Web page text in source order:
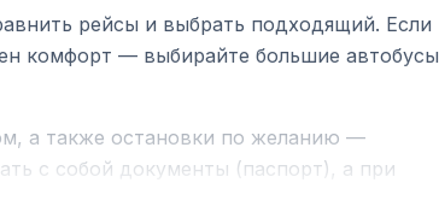
рейсы и выбрать подходящий. Если
комфорт — выбирайте большие автобусы
а также остановки по желанию —
с собой документы (паспорт), а при